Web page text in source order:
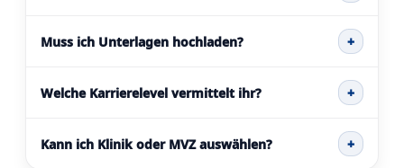
Muss ich Unterlagen hochladen? +
Welche Karrierelevel vermittelt ihr? +
Kann ich Klinik oder MVZ auswählen? +